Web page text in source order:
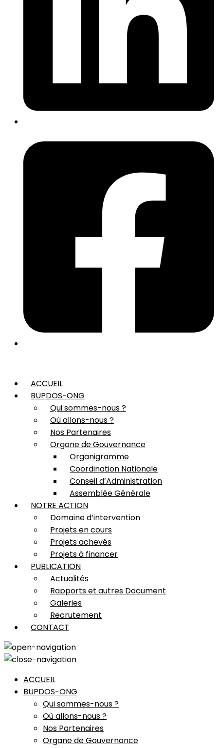
ACCUEIL
BUPDOS-ONG
Qui sommes-nous ?
Où allons-nous ?
Nos Partenaires
Organe de Gouvernance
Organigramme
Coordination Nationale
Conseil d’Administration
Assemblée Générale
NOTRE ACTION
Domaine d’intervention
Projets en cours
Projets achevés
Projets à financer
PUBLICATION
Actualités
Rapports et autres Document
Galeries
Recrutement
CONTACT
ACCUEIL
BUPDOS-ONG
Qui sommes-nous ?
Où allons-nous ?
Nos Partenaires
Organe de Gouvernance